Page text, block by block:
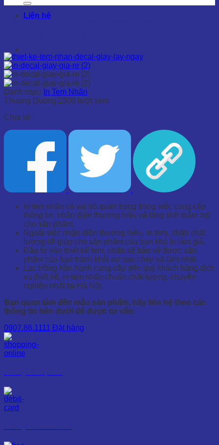
Liên hệ
vai trò của in tem nhãn hàng hóa
Danh mục: In Tem Nhãn
Thuong Duong 2300 lượt xem
Chia sẻ:
In tem nhãn có vai trò quan trọng trong việc cung cấp
thông tin, nhận diện thương hiệu và tăng tính thẩm mỹ
cho sản phẩm.
Ngoài việc nhận diện thương hiệu, in tem, nhãn chất
lượng sẽ giúp cho sản phẩm của bạn khó bị làm giả.
Đầu tư vào thiết kế tem, nhãn sẽ bảo vệ được sản
phẩm của bạn tránh khỏi sự sao chép và làm nhái.
Lạc Hồng hân hạnh cung cấp đến quý khách hàng dịch
vụ thiết kế, in tem nhãn chuẩn chất lượng, chuyên
nghiệp nhất tại Hà Nội.
Bạn quan tâm đến mẫu sản phẩm, hãy liên hệ theo các
thông tin bên dưới để được tư vấn:
0907.86.1111 Đặt hàng